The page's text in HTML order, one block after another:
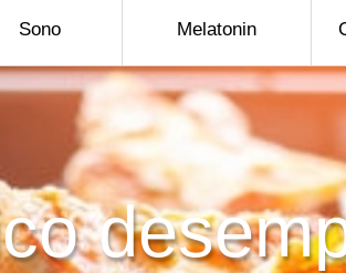
Sono Melatonin